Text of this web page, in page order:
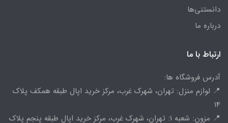
دانستنی‌ها
درباره ما
ارتباط با ما
آدرس فروشگاه ها:
📍 لوازم منزل: تهران، شهرک غرب، مرکز خرید اپال طبقه همکف پلاک
14
📍 مزون: شعبه 1: تهران، شهرک غرب، مرکز خرید اپال طبقه پنجم پلاک